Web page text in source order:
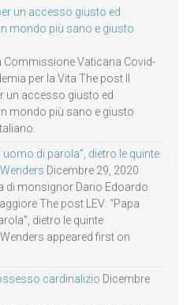
un accesso giusto ed
mondo più sano e giusto
Vaticana Covid-
per la Vita The post Il
un accesso giusto ed
mondo più sano e giusto
uomo di parola”, dietro le quinte
Dicembre 29, 2020
di monsignor Dario Edoardo
The post LEV: “Papa
dietro le quinte
appeared first on
cardinalizio Dicembre